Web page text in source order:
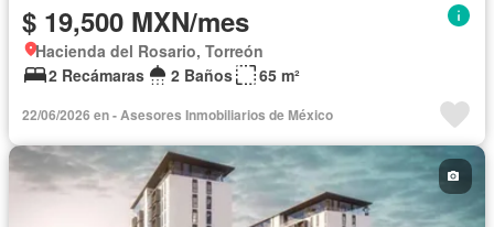
$ 19,500 MXN/mes
Hacienda del Rosario, Torreón
2 Recámaras
2 Baños 65 m²
22/06/2026 en - Asesores Inmobiliarios de México